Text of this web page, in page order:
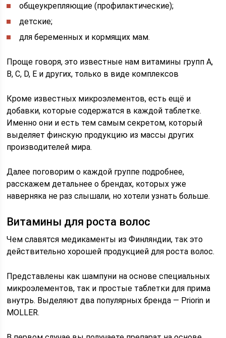
общеукрепляющие (профилактические);
детские;
для беременных и кормящих мам.
Проще говоря, это известные нам витамины групп A,
B, C, D, E и других, только в виде комплексов
Кроме известных микроэлементов, есть ещё и
добавки, которые содержатся в каждой таблетке.
Именно они и есть тем самым секретом, который
выделяет финскую продукцию из массы других
производителей мира.
Далее поговорим о каждой группе подробнее,
расскажем детальнее о брендах, которых уже
наверняка не раз слышали, но хотели узнать больше.
Витамины для роста волос
Чем славятся медикаменты из Финляндии, так это
действительно хорошей продукцией для роста волос.
Представлены как шампуни на основе специальных
микроэлементов, так и простые таблетки для прима
внутрь. Выделяют два популярных бренда — Priorin и
MOLLER.